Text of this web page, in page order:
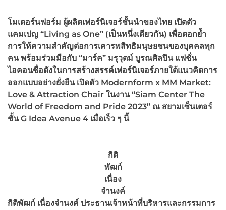
โมเดอร์นฟอร์ม ผู้ผลิตเฟอร์นิเจอร์ชั้นนำของไทย เปิดตัว
แคมเปญ “Living as One” (เป็นหนึ่งเดียวกัน) เพื่อตอกย้ำ
การให้ความสำคัญต่อการเคารพสิทธิมนุษยชนของบุคคลทุก
คนพร้อมร่วมมือกับ “มาร์ค” มรุวุตม์ บูรณศิลปิน แฟชั่น
ไอคอนชื่อดังในการสร้างสรรค์เฟอร์นิเจอร์ภายใต้แนวคิดการ
ออกแบบอย่างยั่งยืน เปิดตัว Modernform x MM Market:
Love & Attraction Chair ในงาน “Siam Center The
World of Freedom and Pride 2023” ณ สยามเซ็นเตอร์
ชั้นG Idea Avenue 4 เมื่อเร็ว ๆ นี้
กิติ
พัฒก์
เนื่อง
จำนงค์
กิติพัฒก์ เนื่องจำนงค์ ประธานเจ้าหน้าที่บริหารและกรรมการ